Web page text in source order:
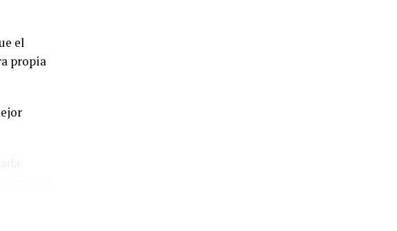
el
propia